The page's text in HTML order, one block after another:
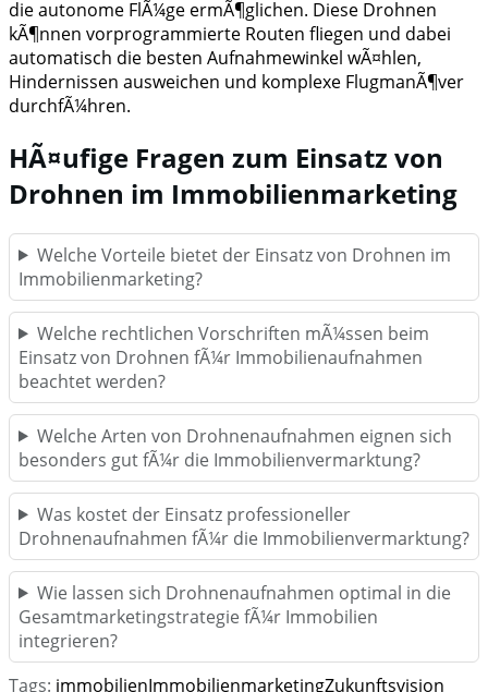
die autonome FlÃ¼ge ermÃ¶glichen. Diese Drohnen
kÃ¶nnen vorprogrammierte Routen fliegen und dabei
automatisch die besten Aufnahmewinkel wÃ¤hlen,
Hindernissen ausweichen und komplexe FlugmanÃ¶ver
durchfÃ¼hren.
HÃ¤ufige Fragen zum Einsatz von
Drohnen im Immobilienmarketing
Welche Vorteile bietet der Einsatz von Drohnen im
Immobilienmarketing?
Welche rechtlichen Vorschriften mÃ¼ssen beim
Einsatz von Drohnen fÃ¼r Immobilienaufnahmen
beachtet werden?
Welche Arten von Drohnenaufnahmen eignen sich
besonders gut fÃ¼r die Immobilienvermarktung?
Was kostet der Einsatz professioneller
Drohnenaufnahmen fÃ¼r die Immobilienvermarktung?
Wie lassen sich Drohnenaufnahmen optimal in die
Gesamtmarketingstrategie fÃ¼r Immobilien
integrieren?
Tags: immobilienImmobilienmarketingZukunftsvision